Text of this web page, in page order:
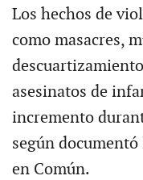
Los hechos de
como masacres,
asesinatos de
incremento
según
en Común.